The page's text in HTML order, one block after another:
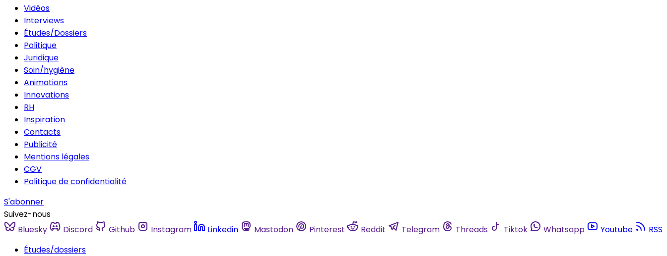
Vidéos
Interviews
Études/Dossiers
Politique
Juridique
Soin/hygiène
Animations
Innovations
RH
Inspiration
Contacts
Publicité
Mentions légales
CGV
Politique de confidentialité
S'abonner
Suivez-nous
Bluesky
Discord Github Instagram Linkedin Mastodon Pinterest Reddit Telegram Threads Tiktok Whatsapp Youtube
RSS
Études/dossiers